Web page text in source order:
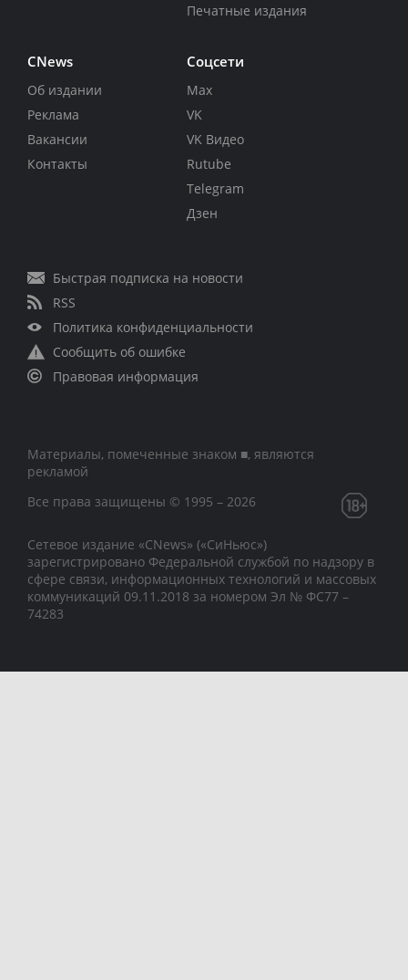
Печатные издания
CNews
Об издании
Реклама
Вакансии
Контакты
Соцсети
Max
VK
VK Видео
Rutube
Telegram
Дзен
Быстрая подписка на новости
RSS
Политика конфиденциальности
Сообщить об ошибке
Правовая информация
Материалы, помеченные знаком ■, являются
рекламой
Все права защищены © 1995 – 2026
Сетевое издание «CNews» («СиНьюс»)
зарегистрировано Федеральной службой по надзору в
сфере связи, информационных технологий и массовых
коммуникаций 09.11.2018 за номером Эл № ФС77 –
74283